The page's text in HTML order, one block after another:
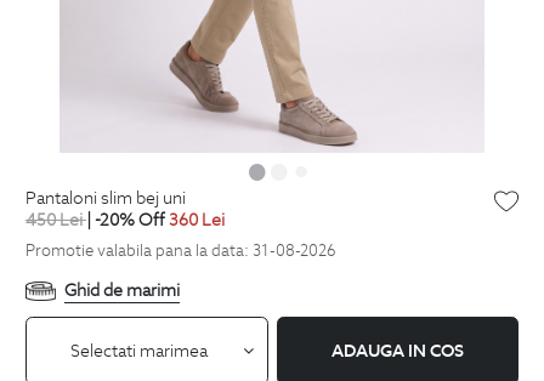
pantaloni slim bej uni
450Lei| -20% Off360 Lei
Promotie valabila pana la data: 31-08-2026
Ghid de marimi
Selectati marimea ADAUGA IN COS